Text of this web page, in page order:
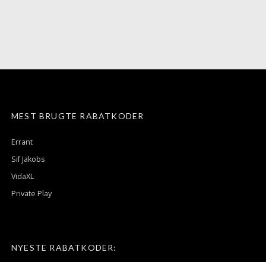
MEST BRUGTE RABATKODER
Errant
Sif Jakobs
VidaXL
Private Play
NYESTE RABATKODER: